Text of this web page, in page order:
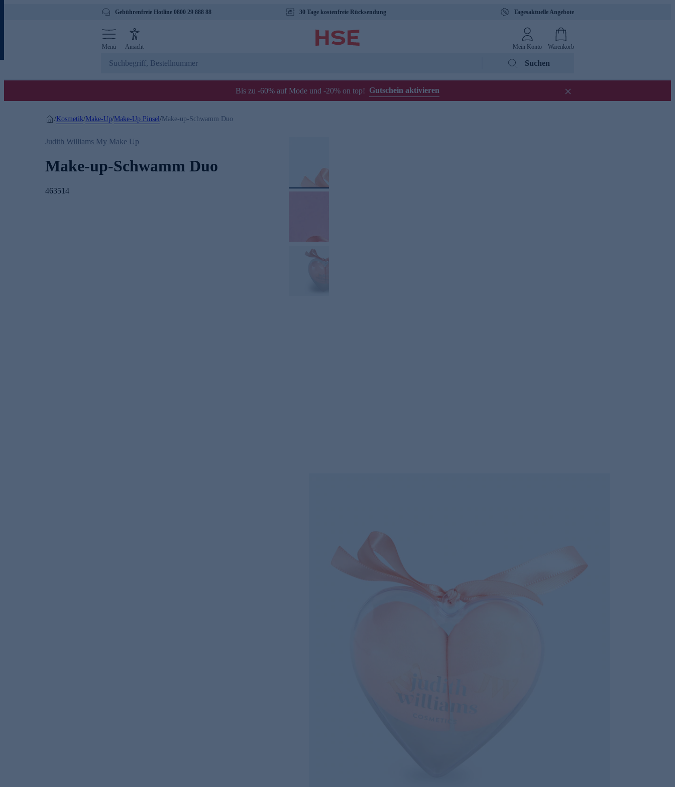
Gebührenfreie Hotline 0800 29 888 88 30 Tage kostenfreie Rücksendung Tagesaktuelle Angebote
Menü Ansicht Mein Konto Warenkorb
Suchen
Bis zu -60% auf Mode und -20% on top! Gutschein aktivieren
/Kosmetik/Make-Up/Make-Up Pinsel/Make-up-Schwamm Duo
Judith Williams My Make Up
Make-up-Schwamm Duo
463514